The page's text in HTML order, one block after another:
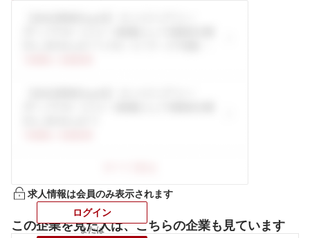
求人情報は会員のみ表示されます
ログイン
または
この企業を見た人は、こちらの企業も見ています